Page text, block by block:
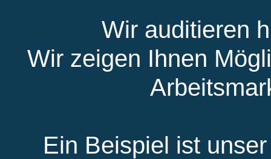
Wir auditieren
Wir zeigen Ihnen
Ein Beispiel ist